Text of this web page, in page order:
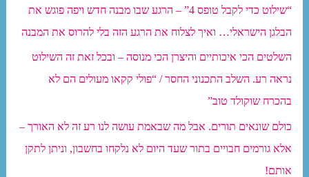
הצעות
ומחשבות
“שילוט כדי לקבל טופס 4” – הרגע שבו מבנה חדש ויפה פוגש את
הבלגן הישראלי… ואיך לצלוח את הרגע הזה בלי להרוס את המבנה
השלטים הכי איכותיים והיצרן הכי מנוסה – ובכל זאת זה השילוט
נראה רע. השלב התכנוני החסר / “פולי קקאו מעולים הם לא
בהכרח שוקולד טוב”
כולם שונאים תורים. אבל מה שבאמת עושה לנו רע זה לא האורך –
אלא גורמים חבויים בתור שעד היום לא נלקחו בחשבון, וניתן לתקן
אותם!